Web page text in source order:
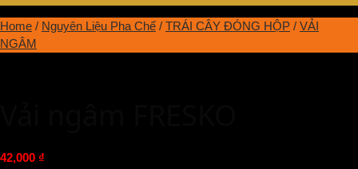
Home / Nguyên Liệu Pha Chế / TRÁI CÂY ĐÓNG HỘP / VẢI
NGÂM
42,000 ₫